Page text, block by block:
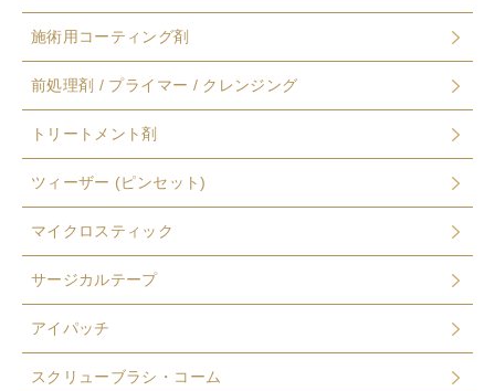
施術用コーティング剤
前処理剤 / プライマー / クレンジング
トリートメント剤
ツィーザー (ピンセット)
マイクロスティック
サージカルテープ
アイパッチ
スクリューブラシ・コーム